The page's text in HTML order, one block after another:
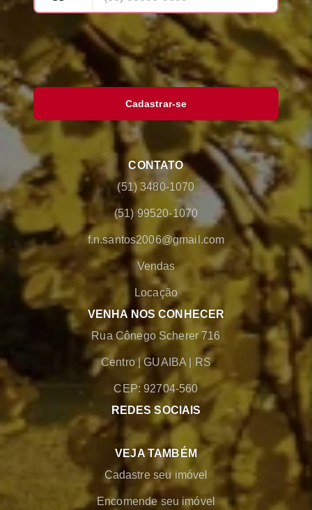
Cadastrar-se
CONTATO
(51) 3480-1070
(51) 99520-1070
f.n.santos2006@gmail.com
Vendas
Locação
VENHA NOS CONHECER
Rua Cônego Scherer 716
Centro |GUAIBA RS
CEP: 92704-560
REDES SOCIAIS
VEJA TAMBÉM
Cadastre seu imóvel
Encomende seu imóvel